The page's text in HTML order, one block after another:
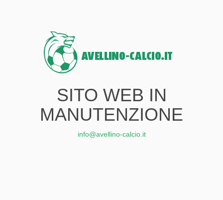
SITO WEB IN
MANUTENZIONE
info@avellino-calcio.it